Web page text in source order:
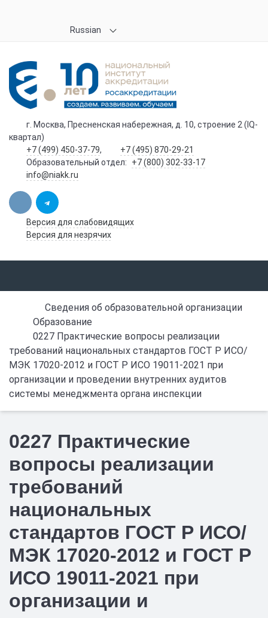
Russian
г. Москва, Пресненская набережная, д. 10, строение 2 (IQ-
квартал)
+7 (499) 450-37-79,
+7 (495) 870-29-21
Образовательный отдел:
+7 (800) 302-33-17
info@niakk.ru
Версия для слабовидящих
Версия для незрячих
Сведения об образовательной организации
Образование
0227 Практические вопросы реализации
требований национальных стандартов ГОСТ Р ИСО/
МЭК 17020-2012 и ГОСТ Р ИСО 19011-2021 при
организации и проведении внутренних аудитов
системы менеджмента органа инспекции
0227 Практические
вопросы реализации
требований
национальных
стандартов ГОСТ Р ИСО/
МЭК 17020-2012 и ГОСТ Р
ИСО 19011-2021 при
организации и